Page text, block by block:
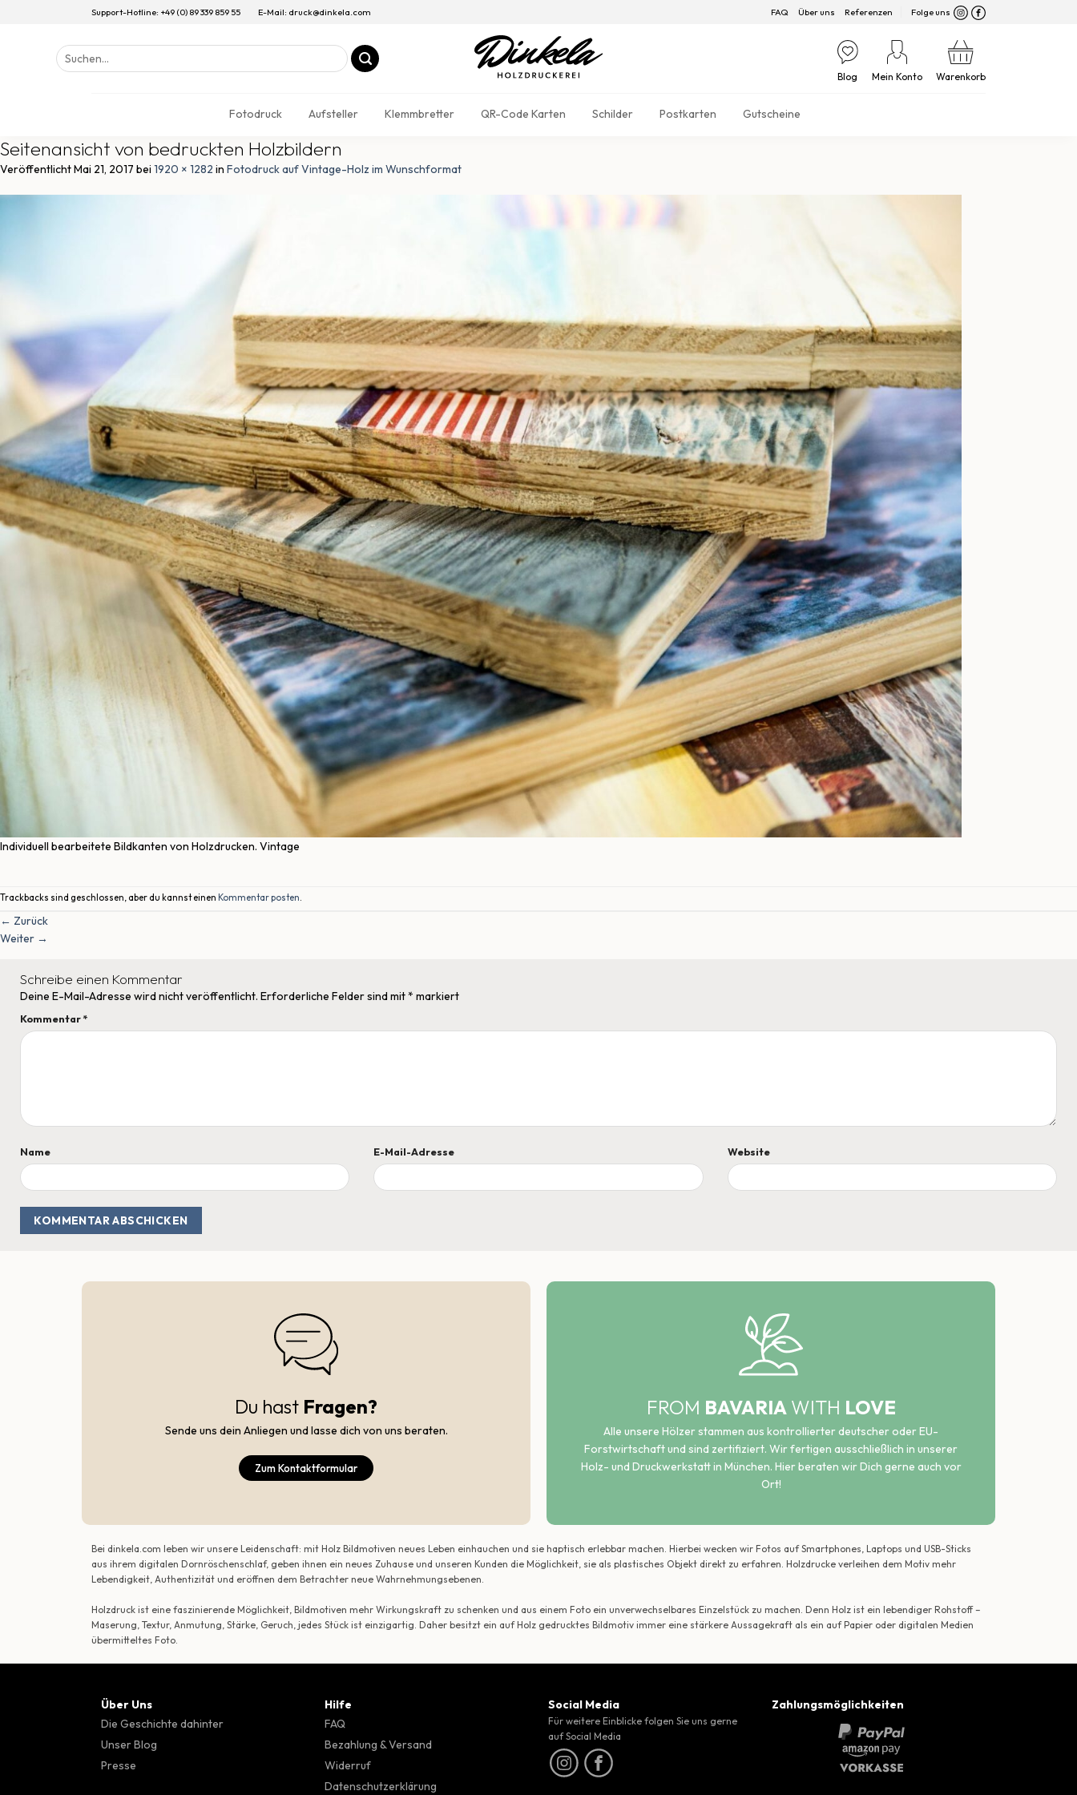
Support-Hotline: +49 (0) 89 339 859 55 E-Mail: druck@dinkela.com FAQ Über uns Referenzen Folge uns
Suchen
nach:
Blog Mein Konto Warenkorb
Fotodruck Aufsteller Klemmbretter QR-Code Karten Schilder Postkarten Gutscheine
Seitenansicht von bedruckten Holzbildern
VeröffentlichtMai 21, 2017 bei 1920 × 1282 in Fotodruck auf Vintage-Holz im Wunschformat
Individuell bearbeitete Bildkanten von Holzdrucken. Vintage
Trackbacks sind geschlossen, aber du kannst einen Kommentar posten.
← Zurück
Weiter →
Schreibe einen Kommentar
Deine E-Mail-Adresse wird nicht veröffentlicht. Erforderliche Felder sind mit* markiert
Kommentar*
Name E-Mail-Adresse Website
Du hast Fragen?
Sende uns dein Anliegen und lasse dich von uns beraten.
Zum Kontaktformular
FROM BAVARIAWITH LOVE
Alle unsere Hölzer stammen aus kontrollierter deutscher oder EU-
Forstwirtschaft und sind zertifiziert. Wir fertigen ausschließlich in unserer
Holz- und Druckwerkstatt in München. Hier beraten wir Dich gerne auch vor
Ort!
Bei dinkela.com leben wir unsere Leidenschaft: mit Holz Bildmotiven neues Leben einhauchen und sie haptisch erlebbar machen. Hierbei wecken wir Fotos auf Smartphones, Laptops und USB-Sticks
aus ihrem digitalen Dornröschenschlaf, geben ihnen ein neues Zuhause und unseren Kunden die Möglichkeit, sie als plastisches Objekt direkt zu erfahren. Holzdrucke verleihen dem Motiv mehr
Lebendigkeit, Authentizität und eröffnen dem Betrachter neue Wahrnehmungsebenen.
Holzdruck ist eine faszinierende Möglichkeit, Bildmotiven mehr Wirkungskraft zu schenken und aus einem Foto ein unverwechselbares Einzelstück zu machen. Denn Holz ist ein lebendiger Rohstoff –
Maserung, Textur, Anmutung, Stärke, Geruch, jedes Stück ist einzigartig. Daher besitzt ein auf Holz gedrucktes Bildmotiv immer eine stärkere Aussagekraft als ein auf Papier oder digitalen Medien
übermitteltes Foto.
Über Uns
Die Geschichte dahinter
Unser Blog
Presse
Hilfe
FAQ
Bezahlung & Versand
Widerruf
Datenschutzerklärung
Social Media
Für weitere Einblicke folgen Sie uns gerne
auf Social Media
Zahlungsmöglichkeiten